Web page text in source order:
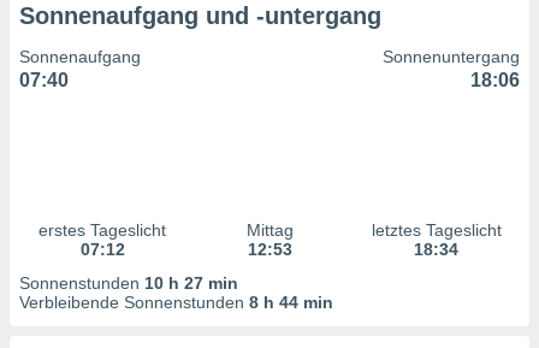
von
von
Sonnenaufgang und -untergang
Sonnenaufgang
07:40
Sonnenuntergang
18:06
erstes Tageslicht
07:12
Mittag
12:53
letztes Tageslicht
18:34
Sonnenstunden 10 h 27 min
Verbleibende Sonnenstunden 8 h 44 min